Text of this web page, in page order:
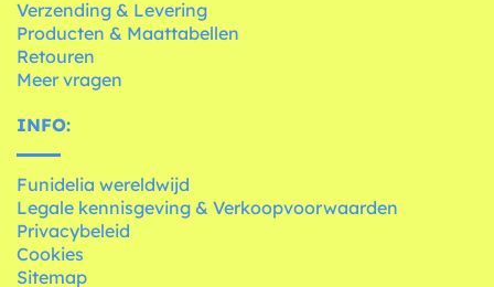
Verzending & Levering
Producten & Maattabellen
Retouren
Meer vragen
INFO:
Funidelia wereldwijd
Legale kennisgeving & Verkoopvoorwaarden
Privacybeleid
Cookies
Sitemap